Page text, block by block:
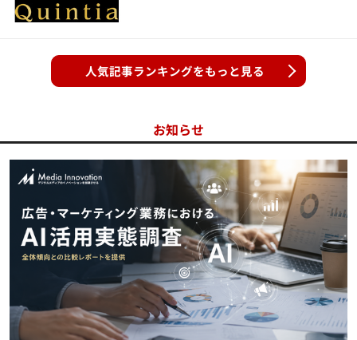
人気記事ランキングをもっと見る
お知らせ